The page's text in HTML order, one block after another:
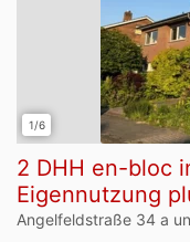
1/6
2 DHH en-bloc
Eigennutzung
Angelfeldstraße 34 a